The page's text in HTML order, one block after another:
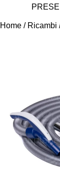
Home / Ricambi